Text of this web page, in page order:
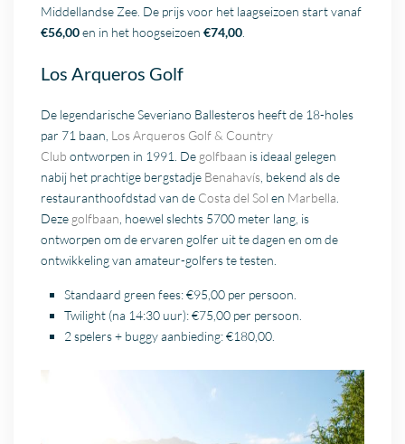
Middellandse Zee. De prijs voor het laagseizoen start vanaf
€56,00en in het hoogseizoen€74,00.
Los Arqueros Golf
De legendarische Severiano Ballesteros heeft de 18-holes
par 71 baan, Los Arqueros Golf & Country
Club ontworpen in 1991. De golfbaan is ideaal gelegen
nabij het prachtige bergstadje Benahavís, bekend als de
restauranthoofdstad van de Costa del Sol en Marbella.
Deze golfbaan, hoewel slechts 5700 meter lang, is
ontworpen om de ervaren golfer uit te dagen en om de
ontwikkeling van amateur-golfers te testen.
Standaard green fees: €95,00 per persoon.
Twilight (na 14:30 uur): €75,00 per persoon.
2 spelers + buggy aanbieding: €180,00.